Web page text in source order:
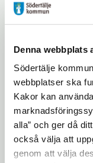
Denna webbplats
Södertälje
webbplatser ska
Kakor kan
alla” och ger då
också välja att
genom att välja
Start
/Nyhetslista
Lyssna på sidan
Filtrera